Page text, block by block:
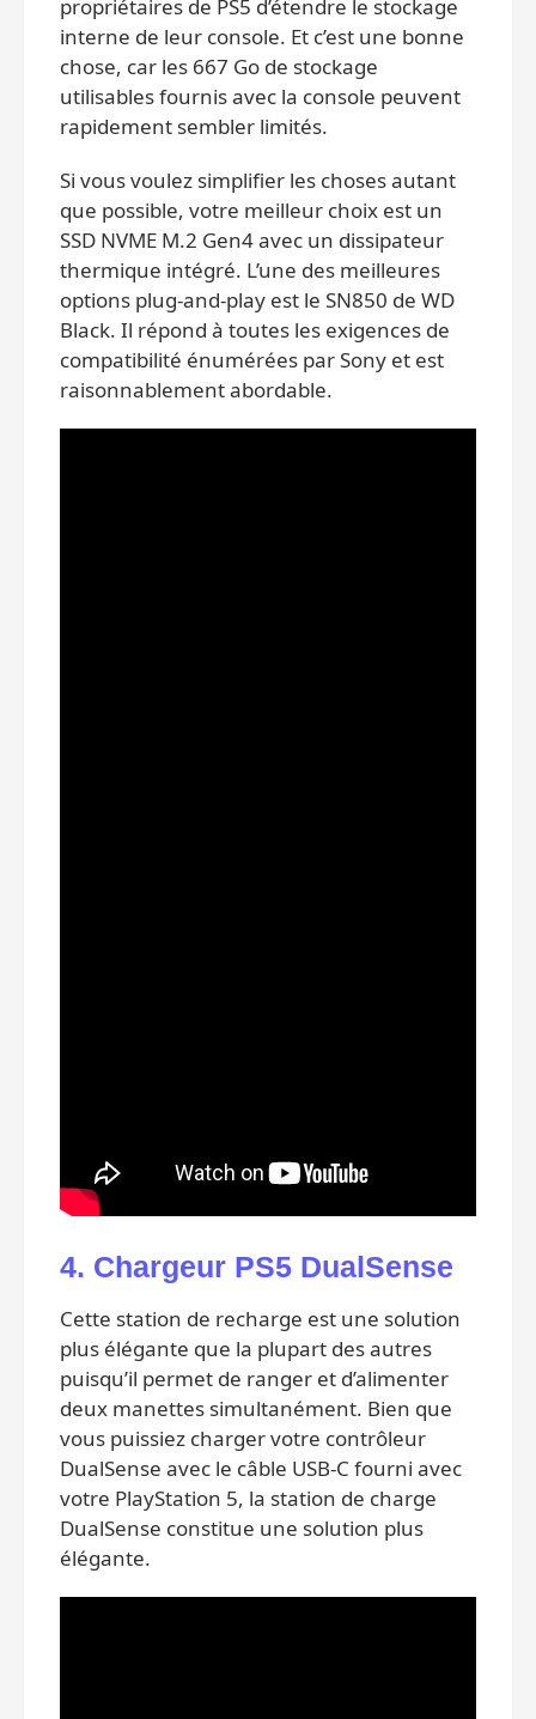
propriétaires de PS5 d’étendre le stockage
interne de leur console. Et c’est une bonne
chose, car les 667 Go de stockage
utilisables fournis avec la console peuvent
rapidement sembler limités.
Si vous voulez simplifier les choses autant
que possible, votre meilleur choix est un
SSD NVME M.2 Gen4 avec un dissipateur
thermique intégré. L’une des meilleures
options plug-and-play est le SN850 de WD
Black. Il répond à toutes les exigences de
compatibilité énumérées par Sony et est
raisonnablement abordable.
4. Chargeur PS5 DualSense
Cette station de recharge est une solution
plus élégante que la plupart des autres
puisqu’il permet de ranger et d’alimenter
deux manettes simultanément. Bien que
vous puissiez charger votre contrôleur
DualSense avec le câble USB-C fourni avec
votre PlayStation 5, la station de charge
DualSense constitue une solution plus
élégante.